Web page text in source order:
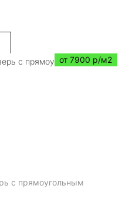
от 7900 р/м2
с прямоугольным